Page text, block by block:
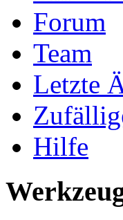
Forum
Team
Letzte
Hilfe